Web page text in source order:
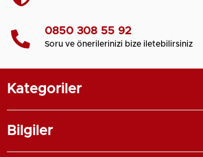
0850 308 55 92
Soru ve önerilerinizi bize iletebilirsiniz
Kategoriler
Bilgiler